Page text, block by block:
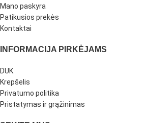
Mano paskyra
Patikusios prekės
Kontaktai
INFORMACIJA PIRKĖJAMS
DUK
Krepšelis
Privatumo politika
Pristatymas ir grąžinimas